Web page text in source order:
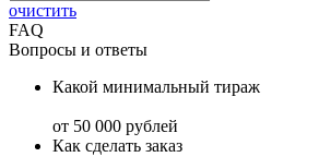
очистить
FAQ
Вопросы и ответы
Какой минимальный тираж
от 50 000 рублей
Как сделать заказ